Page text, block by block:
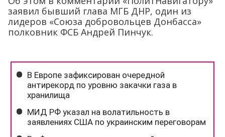
заявил бывший глава МГБ ДНР, один из
лидеров «Союза добровольцев Донбасса»
полковник ФСБ Андрей Пинчук.